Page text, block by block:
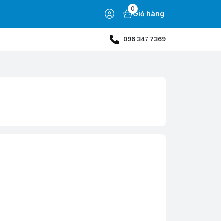
0
Giỏ hàng
096 347 7369